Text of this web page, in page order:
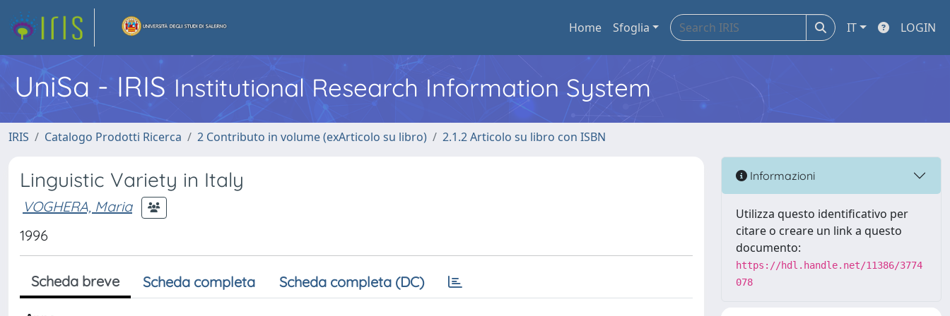
Home Sfoglia IT LOGIN
UniSa - IRIS Institutional Research Information System
IRIS Catalogo Prodotti Ricerca 2 Contributo in volume (exArticolo su libro) 2.1.2 Articolo su libro con ISBN
Linguistic Variety in Italy
VOGHERA, Maria
1996
Scheda breve Scheda completa Scheda completa (DC)
Informazioni
Utilizza questo identificativo per
citare o creare un link a questo
documento:
https://hdl.handle.net/11386/3774
078